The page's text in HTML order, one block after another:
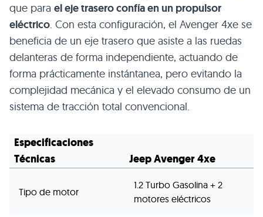
que para el eje trasero confía en un propulsor
eléctrico . Con esta configuración, el Avenger 4xe se
beneficia de un eje trasero que asiste a las ruedas
delanteras de forma independiente, actuando de
forma prácticamente instántanea, pero evitando la
complejidad mecánica y el elevado consumo de un
sistema de tracción total convencional.
Especificaciones
Técnicas
Jeep Avenger 4xe
Tipo de motor
1.2 Turbo Gasolina + 2
motores eléctricos